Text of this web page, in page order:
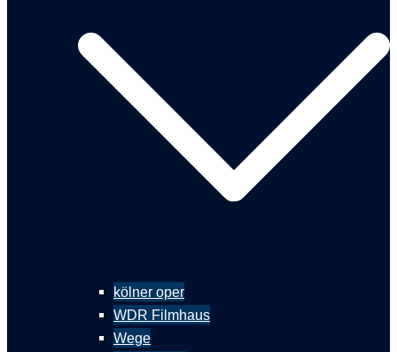
kölner oper
WDR Filmhaus
Wege